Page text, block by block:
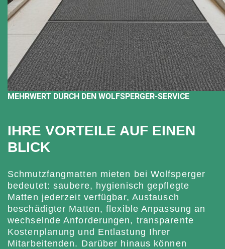
MEHRWERT DURCH DEN WOLFSPERGER-SERVICE
IHRE VORTEILE AUF EINEN
BLICK
Schmutzfangmatten mieten bei Wolfsperger
bedeutet: saubere, hygienisch gepflegte
Matten jederzeit verfügbar, Austausch
beschädigter Matten, flexible Anpassung an
wechselnde Anforderungen, transparente
Kostenplanung und Entlastung Ihrer
Mitarbeitenden. Darüber hinaus können